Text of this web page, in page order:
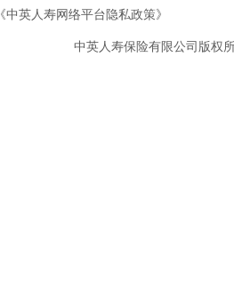
《中英人寿网络平台隐私政策》
中英人寿保险有限公司版权